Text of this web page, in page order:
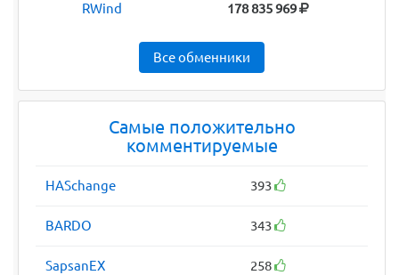
RWind 178 835 969
Все обменники
Самые положительно
комментируемые
HASchange 393
BARDO 343
SapsanEX 258